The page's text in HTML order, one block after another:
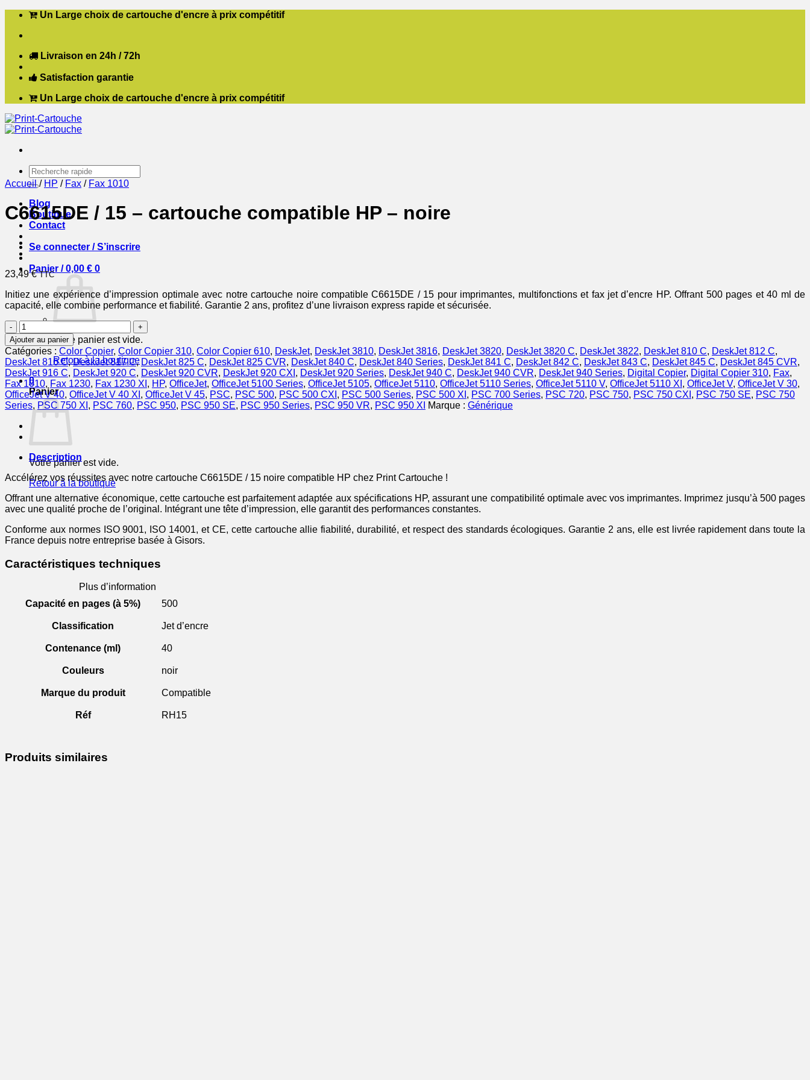
Passer
contenu
Un Large choix de cartouche d'encre à prix compétitif
Livraison en 24h / 72h
Satisfaction garantie
Un Large choix de cartouche d'encre à prix compétitif
Recherche
pour :
Blog
Boutique
Contact
Se connecter / S’inscrire
Panier /0,00 € 0
Votre panier est vide.
Retour à la boutique
0
Panier
Votre panier est vide.
Retour à la boutique
Accueil / HP / Fax / Fax 1010
C6615DE / 15 – cartouche compatible HP – noire
23,49€ TTC
Initiez une expérience d’impression optimale avec notre cartouche noire compatible C6615DE / 15 pour imprimantes, multifonctions et fax jet d’encre HP. Offrant 500 pages et 40 ml de
capacité, elle combine performance et fiabilité. Garantie 2 ans, profitez d’une livraison express rapide et sécurisée.
quantité
de
C6615DE
/
15
-
cartouche
compatible
HP
-
noire
Ajouter au panier
Catégories : Color Copier, Color Copier 310, Color Copier 610, DeskJet, DeskJet 3810, DeskJet 3816, DeskJet 3820, DeskJet 3820 C, DeskJet 3822, DeskJet 810 C, DeskJet 812 C,
DeskJet 816 C,DeskJet 817 C, DeskJet 825 C, DeskJet 825 CVR, DeskJet 840 C, DeskJet 840 Series, DeskJet 841 C, DeskJet 842 C, DeskJet 843 C, DeskJet 845 C, DeskJet 845 CVR,
DeskJet 916 C, DeskJet 920 C, DeskJet 920 CVR, DeskJet 920 CXI , DeskJet 920 Series, DeskJet 940 C, DeskJet 940 CVR, DeskJet 940 Series, Digital Copier, Digital Copier 310, Fax,
Fax 1010, Fax 1230, Fax 1230 XI , HP, OfficeJet, OfficeJet 5100 Series, OfficeJet 5105, OfficeJet 5110, OfficeJet 5110 Series, OfficeJet 5110 V, OfficeJet 5110 XI , OfficeJet V, OfficeJet V 30,
OfficeJet V 40, OfficeJet V 40 XI , OfficeJet V 45, PSC, PSC 500, PSC 500 CXI , PSC 500 Series, PSC 500 XI , PSC 700 Series, PSC 720, PSC 750, PSC 750 CXI , PSC 750 SE, PSC 750
Series, PSC 750 XI , PSC 760, PSC 950, PSC 950 SE, PSC 950 Series, PSC 950 VR, PSC 950 XI Marque : Générique
Description
Accélérez vos réussites avec notre cartouche C6615DE / 15 noire compatible HP chez Print Cartouche !
Offrant une alternative économique, cette cartouche est parfaitement adaptée aux spécifications HP, assurant une compatibilité optimale avec vos imprimantes. Imprimez jusqu’à 500 pages
avec une qualité proche de l’original. Intégrant une tête d’impression, elle garantit des performances constantes.
Conforme aux normes ISO 9001, ISO 14001, et CE, cette cartouche allie fiabilité, durabilité, et respect des standards écologiques. Garantie 2 ans, elle est livrée rapidement dans toute la
France depuis notre entreprise basée à Gisors.
Caractéristiques techniques
Plus d’information
Capacité en pages (à 5%)
500
Classification Jet d’encre
Contenance (ml) 40
Couleurs noir
Marque du produit Compatible
Réf RH15
Produits similaires